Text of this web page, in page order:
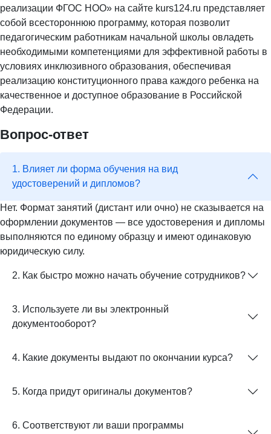
реализации ФГОС НОО» на сайте kurs124.ru представляет
собой всестороннюю программу, которая позволит
педагогическим работникам начальной школы овладеть
необходимыми компетенциями для эффективной работы в
условиях инклюзивного образования, обеспечивая
реализацию конституционного права каждого ребенка на
качественное и доступное образование в Российской
Федерации.
Вопрос-ответ
1. Влияет ли форма обучения на вид
удостоверений и дипломов?
Нет. Формат занятий (дистант или очно) не сказывается на
оформлении документов — все удостоверения и дипломы
выполняются по единому образцу и имеют одинаковую
юридическую силу.
2. Как быстро можно начать обучение сотрудников?
3. Используете ли вы электронный
документооборот?
4. Какие документы выдают по окончании курса?
5. Когда придут оригиналы документов?
6. Соответствуют ли ваши программы